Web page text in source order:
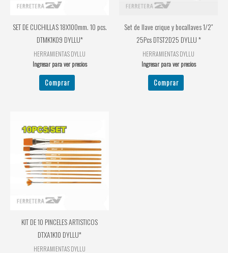
SET DE CUCHILLAS 18X100mm. 10 pcs.
DTMK1K09 DYLLU*
HERRAMIENTAS DYLLU
Ingresar para ver precios
Comprar
Set de llave crique y bocallaves 1/2″
25Pcs DTST2D25 DYLLU *
HERRAMIENTAS DYLLU
Ingresar para ver precios
Comprar
KIT DE 10 PINCELES ARTISTICOS
DTXA1K10 DYLLU*
HERRAMIENTAS DYLLU